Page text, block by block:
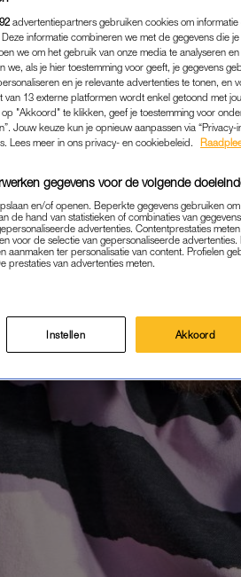
92 advertentiepartners gebruiken cookies om
informatie combineren we met de gegevens die
we om het gebruik van onze media te analyseren
we, als je hier toestemming voor geeft, je gegevens
en je relevante advertenties te tonen, en
13 externe platformen wordt enkel getoond met
"Akkoord" te klikken, geef je toestemming voor
Jouw keuze kun je opnieuw aanpassen via
Lees meer in ons privacy- en cookiebeleid.
gegevens voor de volgende
en/of openen. Beperkte gegevens gebruiken
de hand van statistieken of combinaties van
advertenties. Contentprestaties
voor de selectie van gepersonaliseerde
aanmaken ter personalisatie van content. Profielen
prestaties van advertenties meten.
Instellen Akkoord